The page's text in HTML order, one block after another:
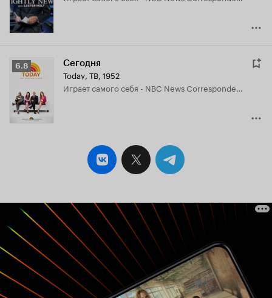
Рейтинг
Кинопоиска
6.8
6.8 Сегодня
Today, ТВ, 1952
играет самого себя - NBC News Correspondent